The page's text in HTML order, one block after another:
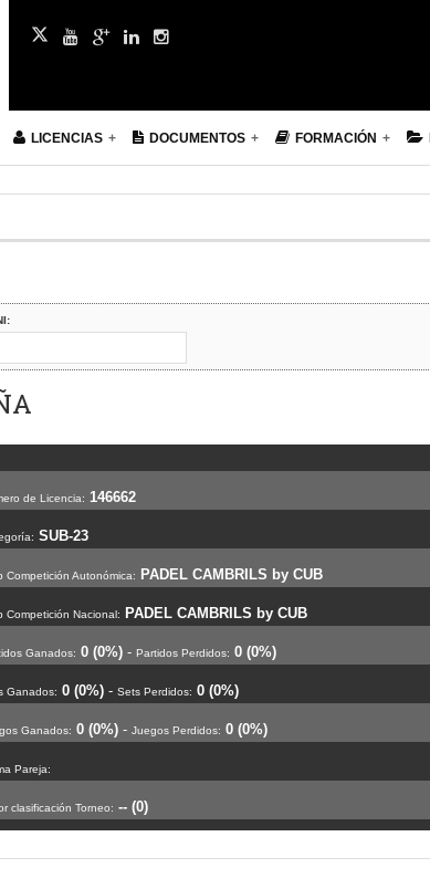
LICENCIAS DOCUMENTOS FORMACIÓN
de Licencia: 146662
SUB-23
Competición Autonómica: PADEL CAMBRILS by CUB
Competición Nacional: PADEL CAMBRILS by CUB
Ganados: 0 (0%)- Partidos Perdidos: 0 (0%)
Ganados: 0 (0%)- Sets Perdidos: 0 (0%)
Ganados: 0 (0%)- Juegos Perdidos: 0 (0%)
Pareja:
clasificación Torneo: -- (0)